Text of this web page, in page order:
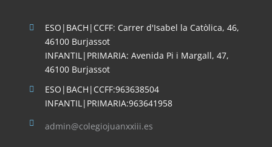
ESO|BACH|CCFF: Carrer d'Isabel la Catòlica, 46,
46100 Burjassot
INFANTIL|PRIMARIA: Avenida Pi i Margall, 47,
46100 Burjassot
ESO|BACH|CCFF:963638504
INFANTIL|PRIMARIA:963641958
admin@colegiojuanxxiii.es